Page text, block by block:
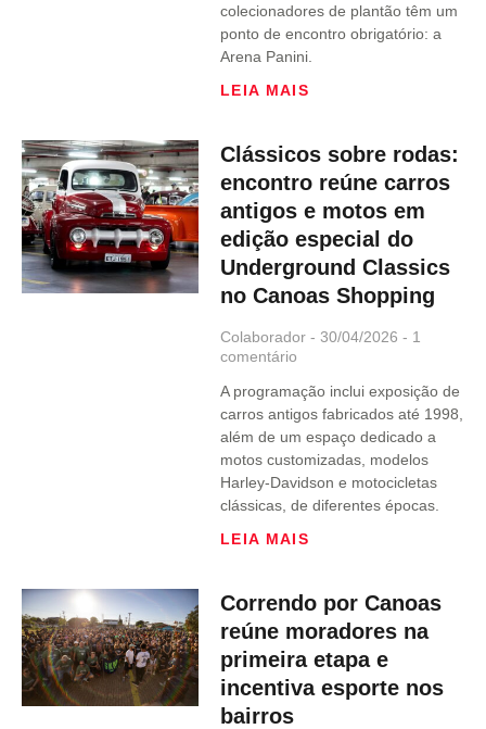
colecionadores de plantão têm um
ponto de encontro obrigatório: a
Arena Panini.
LEIA MAIS
Clássicos sobre rodas:
encontro reúne carros
antigos e motos em
edição especial do
Underground Classics
no Canoas Shopping
Colaborador 30/04/2026
1
comentário
A programação inclui exposição de
carros antigos fabricados até 1998,
além de um espaço dedicado a
motos customizadas, modelos
Harley-Davidson e motocicletas
clássicas, de diferentes épocas.
LEIA MAIS
Correndo por Canoas
reúne moradores na
primeira etapa e
incentiva esporte nos
bairros